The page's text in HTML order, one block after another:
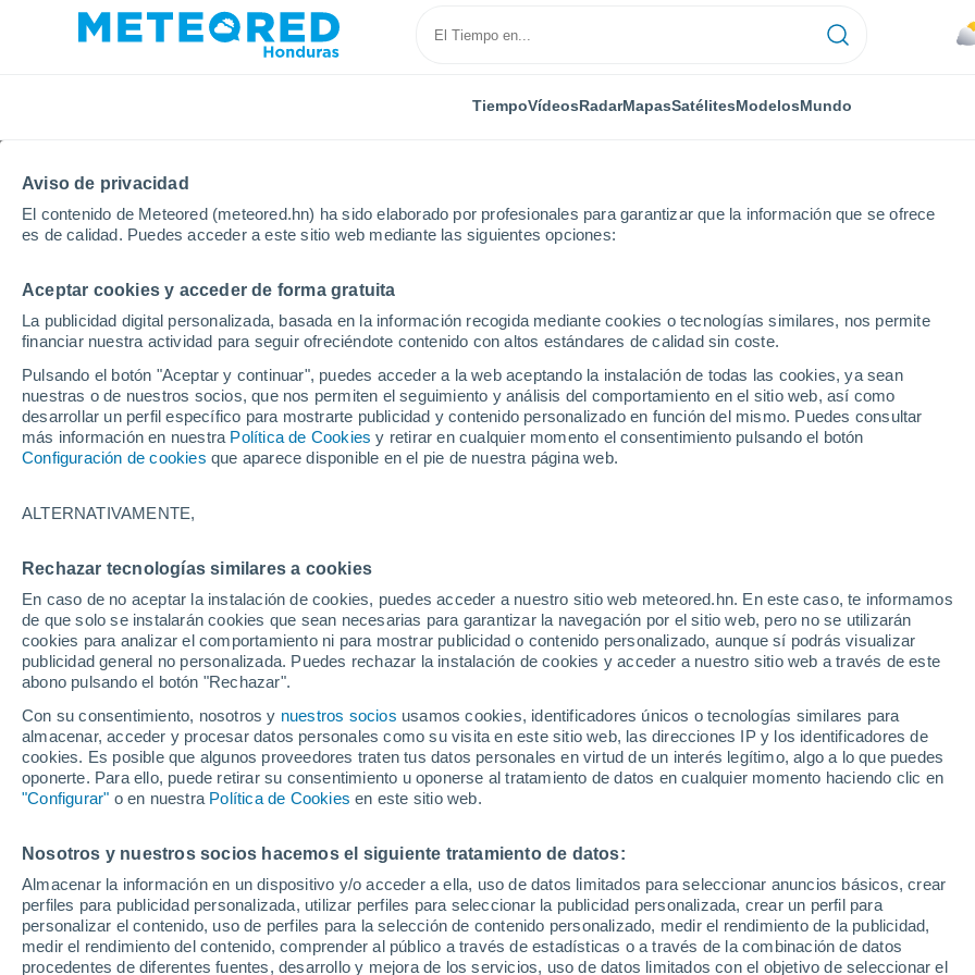
Aviso de privacidad
El contenido de Meteored (meteored.hn) ha sido elaborado por profesionales para garantizar que la información que se ofrece
es de calidad. Puedes acceder a este sitio web mediante las siguientes opciones:
Aceptar cookies y acceder de forma gratuita
La publicidad digital personalizada, basada en la información recogida mediante cookies o tecnologías similares, nos permite
financiar nuestra actividad para seguir ofreciéndote contenido con altos estándares de calidad sin coste.
Pulsando el botón "Aceptar y continuar", puedes acceder a la web aceptando la instalación de todas las cookies, ya sean
nuestras o de nuestros socios, que nos permiten el seguimiento y análisis del comportamiento en el sitio web, así como
desarrollar un perfil específico para mostrarte publicidad y contenido personalizado en función del mismo. Puedes consultar
más información en nuestra Política de Cookies y retirar en cualquier momento el consentimiento pulsando el botón
Configuración de cookies que aparece disponible en el pie de nuestra página web.
ALTERNATIVAMENTE,
Rechazar tecnologías similares a cookies
En caso de no aceptar la instalación de cookies, puedes acceder a nuestro sitio web meteored.hn. En este caso, te informamos
de que solo se instalarán cookies que sean necesarias para garantizar la navegación por el sitio web, pero no se utilizarán
cookies para analizar el comportamiento ni para mostrar publicidad o contenido personalizado, aunque sí podrás visualizar
publicidad general no personalizada. Puedes rechazar la instalación de cookies y acceder a nuestro sitio web a través de este
abono pulsando el botón "Rechazar".
Con su consentimiento, nosotros y nuestros socios usamos cookies, identificadores únicos o tecnologías similares para
almacenar, acceder y procesar datos personales como su visita en este sitio web, las direcciones IP y los identificadores de
cookies. Es posible que algunos proveedores traten tus datos personales en virtud de un interés legítimo, algo a lo que puedes
oponerte. Para ello, puede retirar su consentimiento u oponerse al tratamiento de datos en cualquier momento haciendo clic en
"Configurar" o en nuestra Política de Cookies en este sitio web.
Nosotros y nuestros socios hacemos el siguiente tratamiento de datos:
Almacenar la información en un dispositivo y/o acceder a ella, uso de datos limitados para seleccionar anuncios básicos, crear
perfiles para publicidad personalizada, utilizar perfiles para seleccionar la publicidad personalizada, crear un perfil para
personalizar el contenido, uso de perfiles para la selección de contenido personalizado, medir el rendimiento de la publicidad,
medir el rendimiento del contenido, comprender al público a través de estadísticas o a través de la combinación de datos
procedentes de diferentes fuentes, desarrollo y mejora de los servicios, uso de datos limitados con el objetivo de seleccionar el
TiempoVídeosRadarMapasSatélitesModelosMundo
Inicio Modelos Modelos España - GFS España
Modelos de predicción numérica
PRES. | V > 10 |
NUB. | PREC. 6H |
PRECIPITACIÓN
ACUMULADA
NIEVE
ACUMULADA
TEMPERATURA
2M
GEOP. 850 HPA |
GEOP. 500 HPA |
VIENTO 10M |
España
ECMWF
ECMWF - Islas Canarias
GFS
ECMWF Europa
GFS Europa